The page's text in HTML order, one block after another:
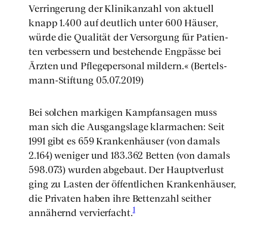
Ver­rin­ge­rung der Kli­ni­kan­zahl von aktu­ell
knapp 1.400 auf deut­lich unter 600 Häu­ser,
wür­de die Qua­li­tät der Ver­sor­gung für Pati­en­
ten ver­bes­sern und bestehen­de Eng­päs­se bei
Ärz­ten und Pfle­ge­per­so­nal mil­dern.« (Ber­tels­
mann-Stif­tung 05.07.2019)
Bei sol­chen mar­ki­gen Kampf­an­sa­gen muss
man sich die Aus­gangs­la­ge klar­ma­chen: Seit
1991 gibt es 659 Kran­ken­häu­ser (von damals
2.164) weni­ger und 183.362 Bet­ten (von damals
598.073) wur­den abge­baut. Der Haupt­ver­lust
ging zu Las­ten der öffent­li­chen Kran­ken­häu­ser,
die Pri­va­ten haben ihre Bet­ten­zahl seit­her
annä­hernd ver­vier­facht.1